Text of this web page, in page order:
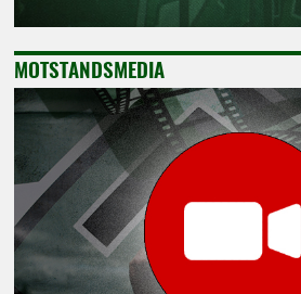
MOTSTANDSMEDIA